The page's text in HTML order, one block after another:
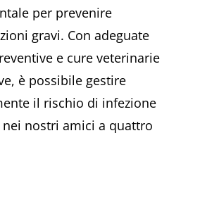
per prevenire
gravi. Con adeguate
e cure veterinarie
è possibile gestire
il rischio di infezione
nei nostri amici a quattro